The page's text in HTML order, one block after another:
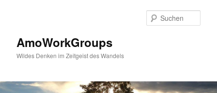
AmoWorkGroups
Wildes Denken im Zeitgeist des Wandels